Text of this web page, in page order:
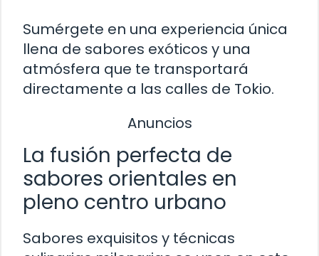
Sumérgete en una experiencia única
llena de sabores exóticos y una
atmósfera que te transportará
directamente a las calles de Tokio.
Anuncios
La fusión perfecta de
sabores orientales en
pleno centro urbano
Sabores exquisitos y técnicas